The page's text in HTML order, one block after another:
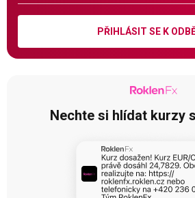
PŘIHLÁSIT SE K
Nechte si hlídat kurzy